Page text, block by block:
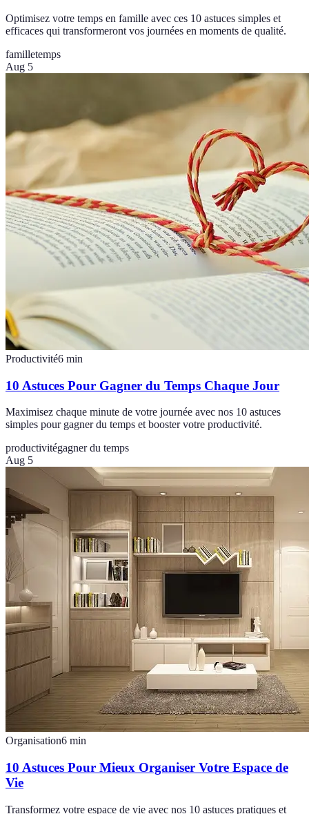
Optimisez votre temps en famille avec ces 10 astuces simples et
efficaces qui transformeront vos journées en moments de qualité.
familletemps
Aug 5
Productivité6 min
10 Astuces Pour Gagner du Temps Chaque Jour
Maximisez chaque minute de votre journée avec nos 10 astuces
simples pour gagner du temps et booster votre productivité.
productivitégagner du temps
Aug 5
Organisation6 min
10 Astuces Pour Mieux Organiser Votre Espace de
Vie
Transformez votre espace de vie avec nos 10 astuces pratiques et